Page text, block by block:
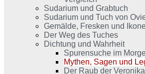
Sudarium und Grabtuch
Sudarium und Tuch von
Gemälde, Fresken und
Der Weg des Tuches
Dichtung und Wahrheit
Spurensuche im
Mythen, Sagen und
Der Raub der Veronika